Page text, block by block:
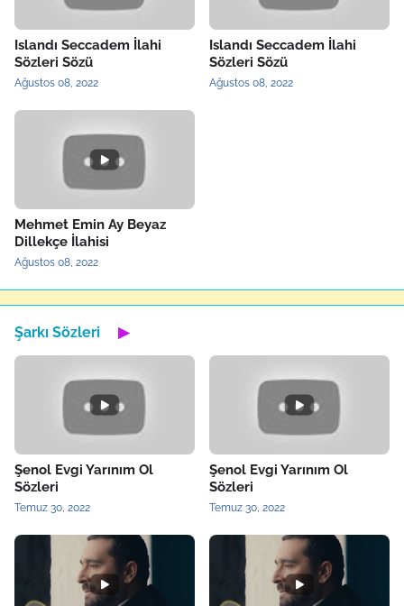
Islandı Seccadem İlahi
Sözleri Sözü
Ağustos 08, 2022
Islandı Seccadem İlahi
Sözleri Sözü
Ağustos 08, 2022
Mehmet Emin Ay Beyaz
Dillekçe İlahisi
Ağustos 08, 2022
Şarkı Sözleri ▶
Şenol Evgi Yarınım Ol
Sözleri
Temuz 30, 2022
Şenol Evgi Yarınım Ol
Sözleri
Temuz 30, 2022